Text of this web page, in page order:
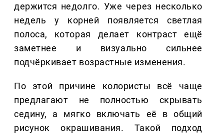
держится недолго. Уже через несколько
недель у корней появляется светлая
полоса, которая делает контраст ещё
заметнее и визуально сильнее
подчёркивает возрастные изменения.
По этой причине колористы всё чаще
предлагают не полностью скрывать
седину, а мягко включать её в общий
рисунок окрашивания. Такой подход